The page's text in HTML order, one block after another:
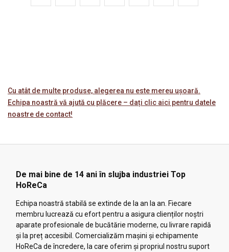
Cu atât de multe produse, alegerea nu este mereu ușoară.
Echipa noastră vă ajută cu plăcere – dați clic aici pentru datele
noastre de contact!
De mai bine de 14 ani în slujba industriei Top
HoReCa
Echipa noastră stabilă se extinde de la an la an. Fiecare
membru lucrează cu efort pentru a asigura clienților noștri
aparate profesionale de bucătărie moderne, cu livrare rapidă
și la preț accesibil. Comercializăm mașini și echipamente
HoReCa de încredere, la care oferim și propriul nostru suport